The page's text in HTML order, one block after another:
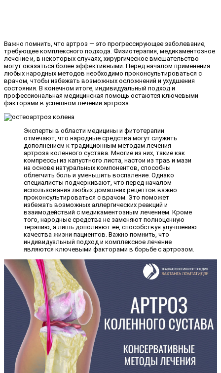
Важно помнить, что артроз — это прогрессирующее заболевание,
требующее комплексного подхода. Физиотерапия, медикаментозное
лечение и, в некоторых случаях, хирургическое вмешательство
могут оказаться более эффективными. Перед началом применения
любых народных методов необходимо проконсультироваться с
врачом, чтобы избежать возможных осложнений и ухудшения
состояния. В конечном итоге, индивидуальный подход и
профессиональная медицинская помощь остаются ключевыми
факторами в успешном лечении артроза.
Эксперты в области медицины и фитотерапии
отмечают, что народные средства могут служить
дополнением к традиционным методам лечения
артроза коленного сустава. Многие из них, такие как
компрессы из капустного листа, настои из трав и мази
на основе натуральных компонентов, способны
облегчить боль и уменьшить воспаление. Однако
специалисты подчеркивают, что перед началом
использования любых домашних рецептов важно
проконсультироваться с врачом. Это поможет
избежать возможных аллергических реакций и
взаимодействий с медикаментозным лечением. Кроме
того, народные средства не заменяют полноценную
терапию, а лишь дополняют её, способствуя улучшению
качества жизни пациентов. Важно помнить, что
индивидуальный подход и комплексное лечение
являются ключевыми факторами в борьбе с артрозом.